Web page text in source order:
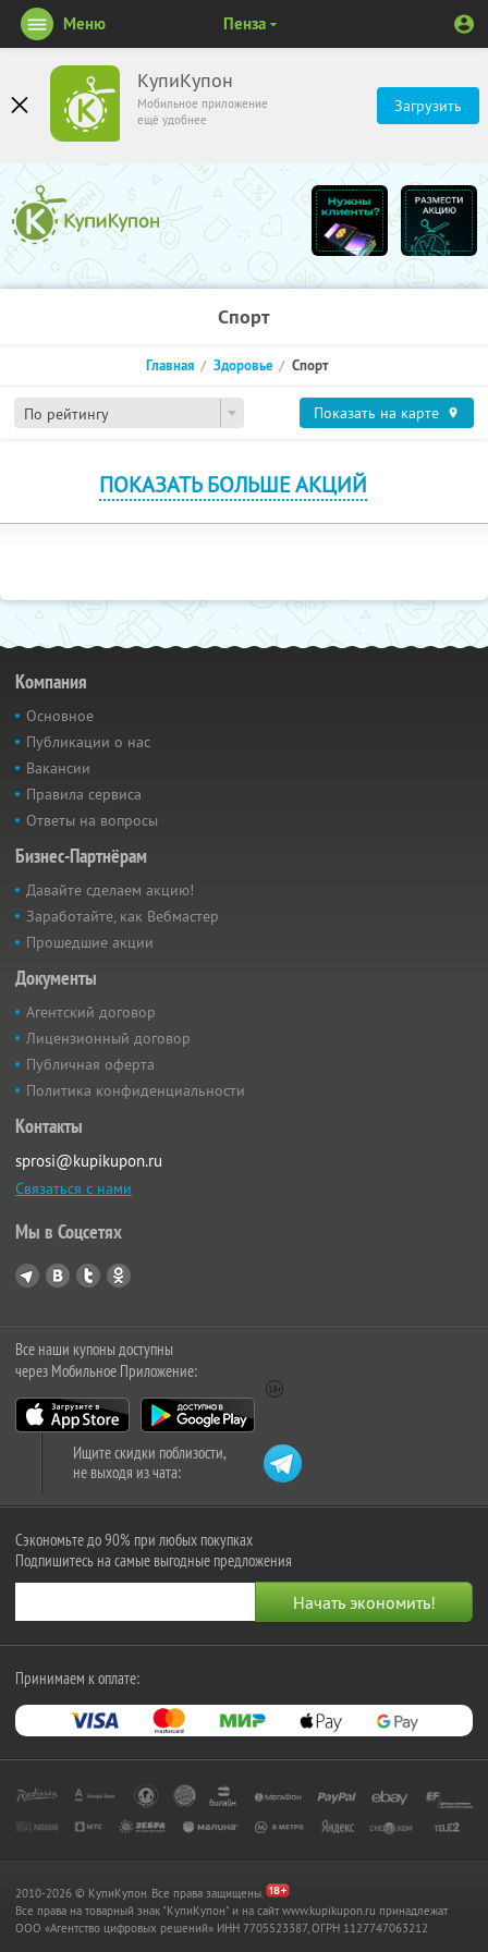
КупиКупон
Мобильное приложение
ещё удобнее
Загрузить
Меню Пенза
Спорт
По рейтингу
Главная Здоровье Спорт
Показать на карте
ПОКАЗАТЬ БОЛЬШЕ АКЦИЙ
Компания
Основное
Публикации о нас
Вакансии
Правила сервиса
Ответы на вопросы
Бизнес-Партнёрам
Давайте сделаем акцию!
Заработайте, как Вебмастер
Прошедшие акции
Документы
Агентский договор
Лицензионный договор
Публичная оферта
Политика конфиденциальности
Контакты
sprosi@kupikupon.ru
Связаться с нами
Мы в Соцсетях
Все наши купоны доступны
через Мобильное Приложение:
Ищите скидки поблизости,
не выходя из чата:
Сэкономьте до 90% при любых покупках
Подпишитесь на самые выгодные предложения
Принимаем к оплате:
2010-2026 © КупиКупон. Все права защищены.
Все права на товарный знак "КупиКупон" и на сайт www.kupikupon.ru принадлежат
OOO «Агентство цифровых решений» ИНН 7705523387, ОГРН 1127747063212